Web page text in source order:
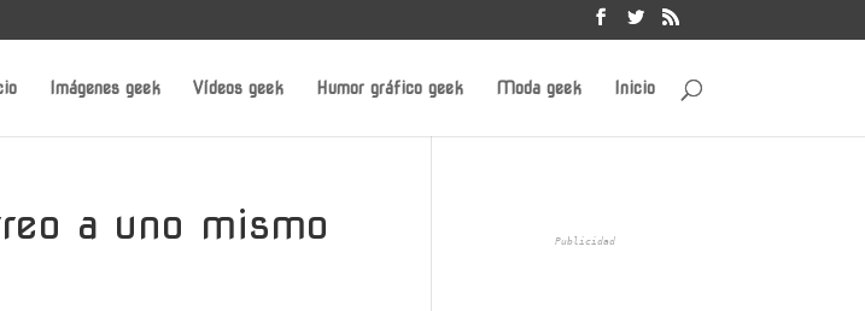
Imágenes geek Vídeos geek Humor gráfico geek Moda geek Inicio
a uno mismo Publicidad